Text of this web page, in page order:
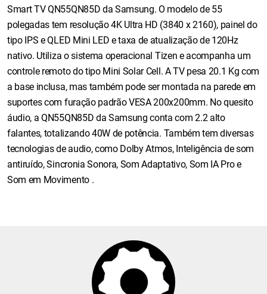
Smart TV QN55QN85D da Samsung. O modelo de 55
polegadas tem resolução 4K Ultra HD (3840 x 2160), painel do
tipo IPS e QLED Mini LED e taxa de atualização de 120Hz
nativo. Utiliza o sistema operacional Tizen e acompanha um
controle remoto do tipo Mini Solar Cell. A TV pesa 20.1 Kg com
a base inclusa, mas também pode ser montada na parede em
suportes com furação padrão VESA 200x200mm. No quesito
áudio, a QN55QN85D da Samsung conta com 2.2 alto
falantes, totalizando 40W de potência. Também tem diversas
tecnologias de audio, como Dolby Atmos, Inteligência de som
antiruído, Sincronia Sonora, Som Adaptativo, Som IA Pro e
Som em Movimento .